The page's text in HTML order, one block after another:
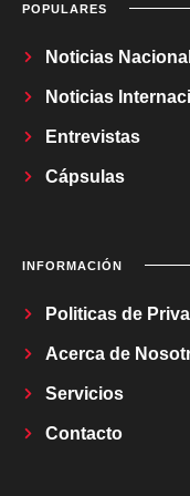
POPULARES
Noticias
Noticias
Entrevistas
Cápsulas
INFORMACIÓN
Politicas de
Acerca de
Servicios
Contacto